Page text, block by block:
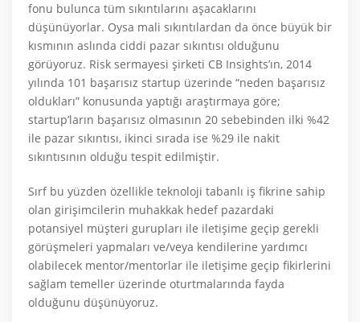
fonu bulunca tüm sıkıntılarını aşacaklarını
düşünüyorlar. Oysa mali sıkıntılardan da önce büyük bir
kısmının aslında ciddi pazar sıkıntısı olduğunu
görüyoruz. Risk sermayesi şirketi CB Insights’ın, 2014
yılında 101 başarısız startup üzerinde “neden başarısız
oldukları” konusunda yaptığı araştırmaya göre;
startup’ların başarısız olmasının 20 sebebinden ilki %42
ile pazar sıkıntısı, ikinci sırada ise %29 ile nakit
sıkıntısının olduğu tespit edilmiştir.
Sırf bu yüzden özellikle teknoloji tabanlı iş fikrine sahip
olan girişimcilerin muhakkak hedef pazardaki
potansiyel müşteri gurupları ile iletişime geçip gerekli
görüşmeleri yapmaları ve/veya kendilerine yardımcı
olabilecek mentor/mentorlar ile iletişime geçip fikirlerini
sağlam temeller üzerinde oturtmalarında fayda
olduğunu düşünüyoruz.